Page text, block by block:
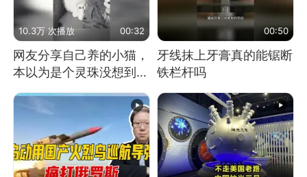
10.3万 次播放 00:32
网友分享自己养的小猫，
本以为是个灵珠没想到是
00:50
牙线抹上牙膏真的能锯断
铁栏杆吗